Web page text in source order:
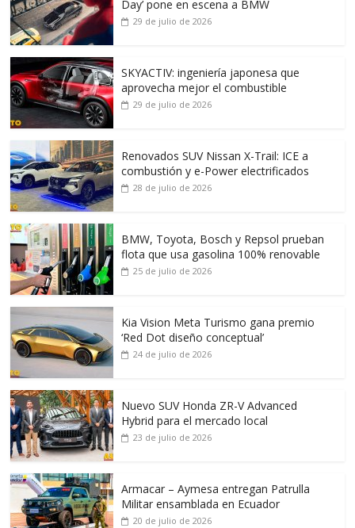
Day’ pone en escena a BMW
29 de julio de 2026
SKYACTIV: ingeniería japonesa que
aprovecha mejor el combustible
29 de julio de 2026
Renovados SUV Nissan X-Trail: ICE a
combustión y e-Power electrificados
28 de julio de 2026
BMW, Toyota, Bosch y Repsol prueban
flota que usa gasolina 100% renovable
25 de julio de 2026
Kia Vision Meta Turismo gana premio
‘Red Dot diseño conceptual’
24 de julio de 2026
Nuevo SUV Honda ZR-V Advanced
Hybrid para el mercado local
23 de julio de 2026
Armacar – Aymesa entregan Patrulla
Militar ensamblada en Ecuador
20 de julio de 2026